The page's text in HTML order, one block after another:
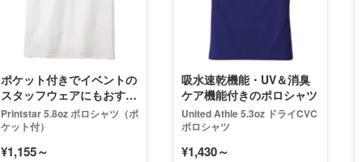
ポケット付きでイベントの
スタッフウェアにもおすす
め！
Printstar 5.8oz ポロシャツ（ポ
ケット付）
¥1,155～
吸水速乾機能・UV＆消臭
ケア機能付きのポロシャツ
United Athle 5.3oz ドライCVC
ポロシャツ
¥1,430～